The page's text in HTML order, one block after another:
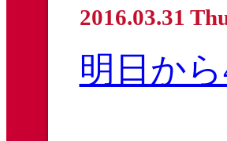
2016.03.31
明日か